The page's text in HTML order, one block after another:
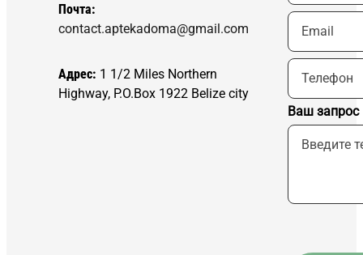
Почта:
contact.aptekadoma@gmail.com
Адрес: 1 1/2 Miles Northern
Highway, P.O.Box 1922 Belize city
Ваш запрос